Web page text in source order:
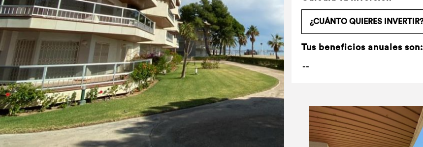
Tus beneficios anuales son: